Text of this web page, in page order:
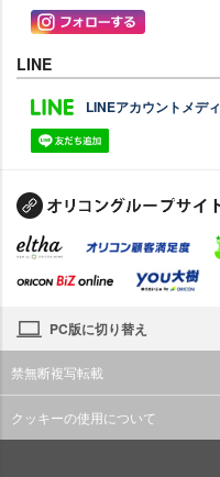
LINE
LINEアカウントメデ
PC版に切り替え
禁無断複写転載
クッキーの使用について